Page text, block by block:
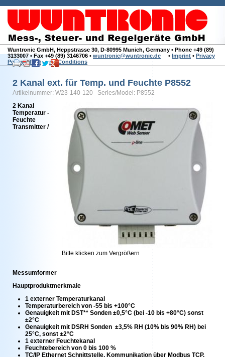
Wuntronic GmbH, Heppstrasse 30, D-80995 Munich, Germany • Phone +49 (89)
3133007 • Fax +49 (89) 3146706 • wuntronic@wuntronic.de • Imprint • Privacy
Policy•Terms and Conditions
2 Kanal ext. für Temp. und Feuchte P8552
Artikelnummer: W23-140-120 Series/Model: P8552
Bitte klicken zum Vergrößern
2 Kanal
Temperatur -
Feuchte
Transmitter /
Messumformer
Hauptproduktmerkmale
1 externer Temperaturkanal
Temperaturbereich von -55 bis +100°C
Genauigkeit mit DST** Sonden ±0,5°C (bei -10 bis +80°C) sonst
±2°C
Genauigkeit mit DSRH Sonden ±3,5% RH (10% bis 90% RH) bei
25°C, sonst ±2°C
1 externer Feuchtekanal
Feuchtebereich von 0 bis 100 %
TC/IP Ethernet Schnittstelle, Kommunikation über Modbus TCP,